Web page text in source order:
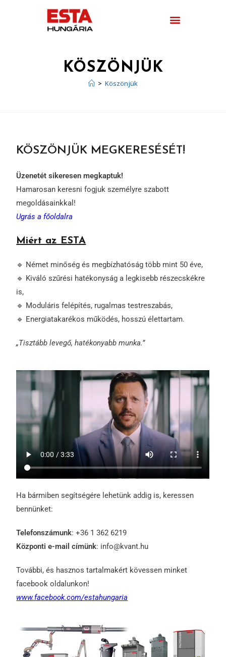
KÖSZÖNJÜK
> Köszönjük
KÖSZÖNJÜK MEGKERESÉSÉT!
Üzenetét sikeresen megkaptuk!
Hamarosan keresni fogjuk személyre szabott
megoldásainkkal!
Ugrás a főoldalra
Miért az ESTA
🔹 Német minőség és megbízhatóság több mint 50 éve,
🔹 Kiváló szűrési hatékonyság a legkisebb részecskékre
is,
🔹 Moduláris felépítés, rugalmas testreszabás,
🔹 Energiatakarékos működés, hosszú élettartam.
„Tisztább levegő, hatékonyabb munka.”
Ha bármiben segítségére lehetünk addig is, keressen
bennünket:
Telefonszámunk: +36 1 362 6219
Központi e-mail címünk: info@kvant.hu
További, és hasznos tartalmakért kövessen minket
facebook oldalunkon!
www.facebook.com/estahungaria